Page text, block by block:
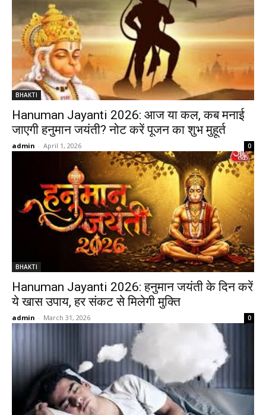
BHAKTI
Hanuman Jayanti 2026: आज या कल, कब मनाई
जाएगी हनुमान जयंती? नोट करें पूजन का शुभ मुहूर्त
admin - April 1, 2026 0
BHAKTI
Hanuman Jayanti 2026: हनुमान जयंती के दिन करें
ये खास उपाय, हर संकट से मिलेगी मुक्ति
admin - March 31, 2026 0